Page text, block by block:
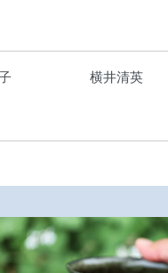
横井清英